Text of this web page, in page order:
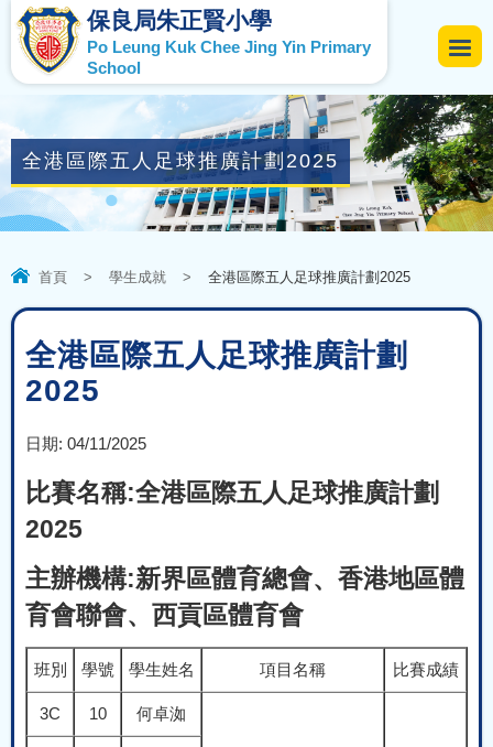
保良局朱正賢小學
Po Leung Kuk Chee Jing Yin Primary
School
全港區際五人足球推廣計劃2025
首頁 > 學生成就 > 全港區際五人足球推廣計劃2025
全港區際五人足球推廣計劃
2025
日期: 04/11/2025
比賽名稱:全港區際五人足球推廣計劃
2025
主辦機構:新界區體育總會、香港地區體
育會聯會、西貢區體育會
班別 學號 學生姓名 項目名稱 比賽成績
3C 10 何卓洳